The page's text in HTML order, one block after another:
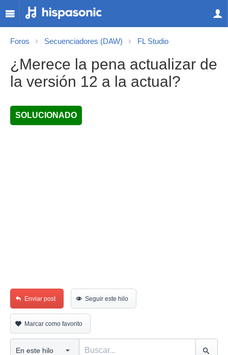
Foros Secuenciadores (DAW) FL Studio
¿Merece la pena actualizar de
la versión 12 a la actual?
SOLUCIONADO
Enviar post Seguir este hilo
Marcar como favorito